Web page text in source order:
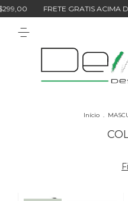
FRETE GRATIS ACIMA DE
Início .